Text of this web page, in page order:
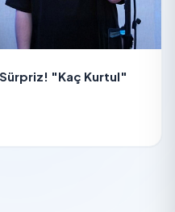
"Kaç Kurtul"